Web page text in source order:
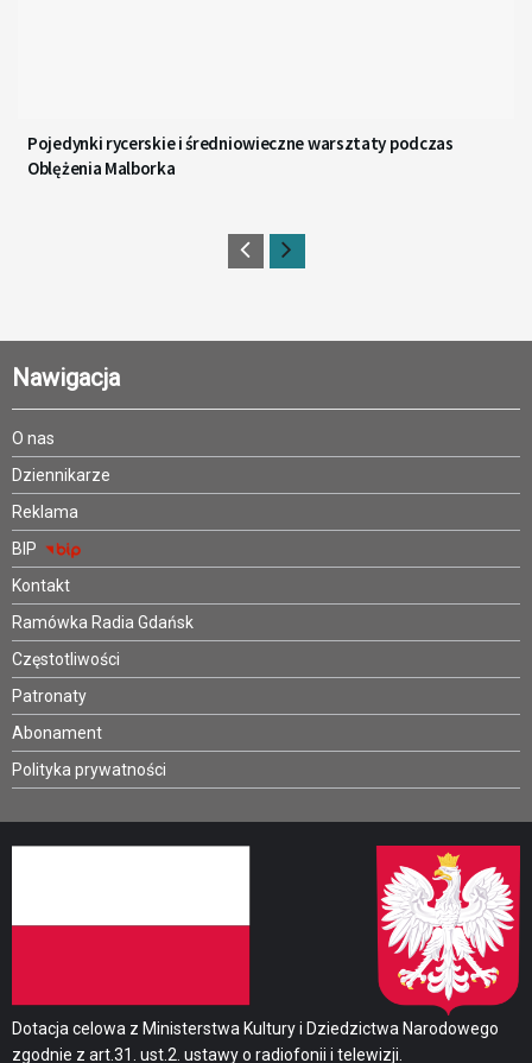
Pojedynki rycerskie i średniowieczne warsztaty podczas
Oblężenia Malborka
Nawigacja
O nas
Dziennikarze
Reklama
BIP
Kontakt
Ramówka Radia Gdańsk
Częstotliwości
Patronaty
Abonament
Polityka prywatności
Dotacja celowa z Ministerstwa Kultury i Dziedzictwa Narodowego
zgodnie z art.31. ust.2. ustawy o radiofonii i telewizji.